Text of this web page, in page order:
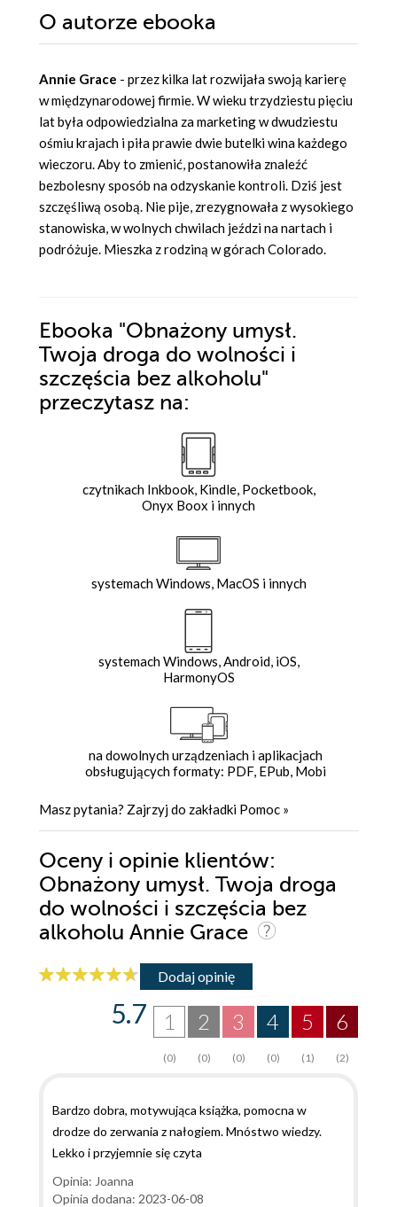
O autorze ebooka
Annie Grace - przez kilka lat rozwijała swoją karierę
w międzynarodowej firmie. W wieku trzydziestu pięciu
lat była odpowiedzialna za marketing w dwudziestu
ośmiu krajach i piła prawie dwie butelki wina każdego
wieczoru. Aby to zmienić, postanowiła znaleźć
bezbolesny sposób na odzyskanie kontroli. Dziś jest
szczęśliwą osobą. Nie pije, zrezygnowała z wysokiego
stanowiska, w wolnych chwilach jeździ na nartach i
podróżuje. Mieszka z rodziną w górach Colorado.
Ebooka "Obnażony umysł.
Twoja droga do wolności i
szczęścia bez alkoholu"
przeczytasz na:
czytnikach Inkbook, Kindle, Pocketbook,
Onyx Boox i innych
systemach Windows, MacOS i innych
systemach Windows, Android, iOS,
HarmonyOS
na dowolnych urządzeniach i aplikacjach
obsługujących formaty: PDF, EPub, Mobi
Masz pytania? Zajrzyj do zakładki Pomoc »
Oceny i opinie klientów:
Obnażony umysł. Twoja droga
do wolności i szczęścia bez
alkoholu Annie Grace
Dodaj opinię
6
(2)
5
(1)
4
(0)
3
(0)
2
(0)
1
(0)
5.7
Bardzo dobra, motywująca książka, pomocna w
drodze do zerwania z nałogiem. Mnóstwo wiedzy.
Lekko i przyjemnie się czyta
Opinia: Joanna
Opinia dodana: 2023-06-08